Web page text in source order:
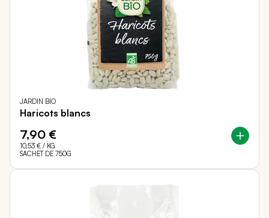
JARDIN BIO
Haricots blancs
7,90 €
10,53 € / KG
SACHET DE 750G